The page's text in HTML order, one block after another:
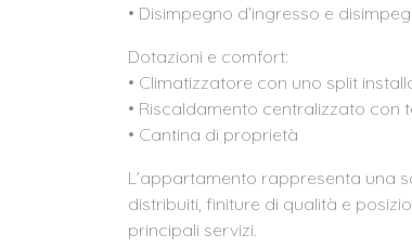
• Disimpegno d’ingresso e
Dotazioni e comfort:
• Climatizzatore con uno split
• Riscaldamento centralizzato con
• Cantina di proprietà
L’appartamento rappresenta una
distribuiti, finiture di qualità e
principali servizi.